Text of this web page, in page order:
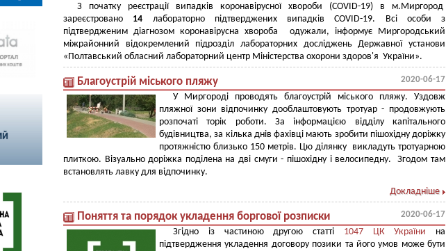
З початку реєстрації випадків коронавірусної хвороби (COVID-19) в м.Миргород
зареєстровано 14 лабораторно підтверджених випадків COVID-19. Всі особи з
підтвердженим діагнозом коронавірусна хвороба одужали, інформує Миргородський
міжрайонний відокремлений підрозділ лабораторних досліджень Державної установи
«Полтавський обласний лабораторний центр Міністерства охорони здоров'я України».
Благоустрій міського пляжу 2020-06-17
У Миргороді проводять благоустрій міського пляжу. Уздовж
пляжної зони відпочинку дооблаштовують тротуар - продовжують
розпочаті торік роботи. За інформацією відділу капітального
будівництва, за кілька днів фахівці мають зробити пішохідну доріжку
протяжністю близько 150 метрів. Цю ділянку викладуть тротуарною
плиткою. Візуально доріжка поділена на дві смуги - пішохідну і велосипедну. Згодом там
встановлять лавку для відпочинку.
Докладніше
Поняття та порядок укладення боргової розписки 2020-06-17
Згідно із частиною другою статті 1047 ЦК України на
підтвердження укладення договору позики та його умов може бути